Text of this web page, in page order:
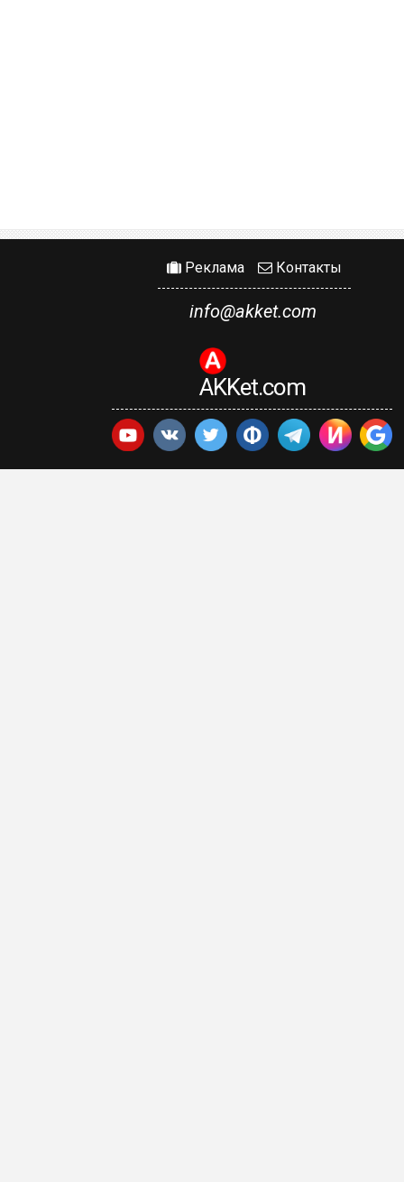
Реклама Контакты
info@akket.com
AKKet.com